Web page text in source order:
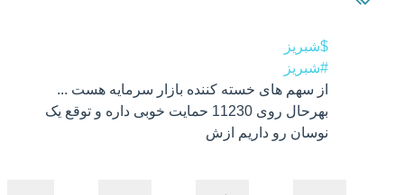
$شبریز
#شبریز
نوسان رو داریم ازش